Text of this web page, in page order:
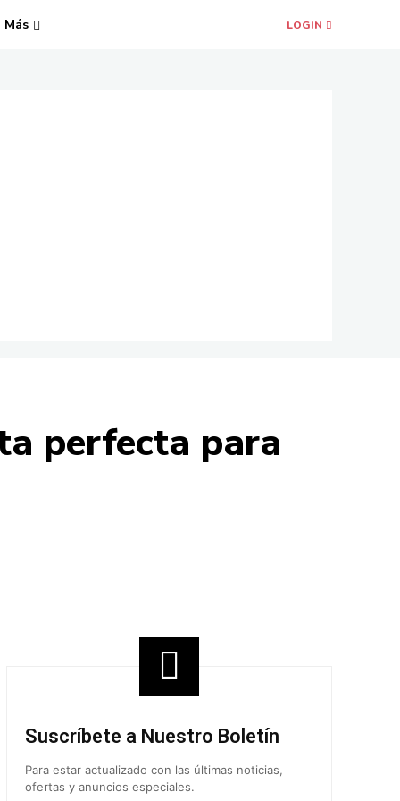
Más LOGIN
perfecta para
Suscríbete a Nuestro Boletín
Para estar actualizado con las últimas noticias,
ofertas y anuncios especiales.